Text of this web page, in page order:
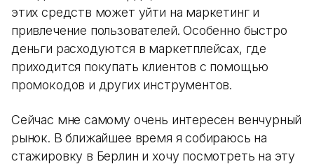
этих средств может уйти на маркетинг и
привлечение пользователей. Особенно быстро
деньги расходуются в маркетплейсах, где
приходится покупать клиентов с помощью
промокодов и других инструментов.
Сейчас мне самому очень интересен венчурный
рынок. В ближайшее время я собираюсь на
стажировку в Берлин и хочу посмотреть на эту